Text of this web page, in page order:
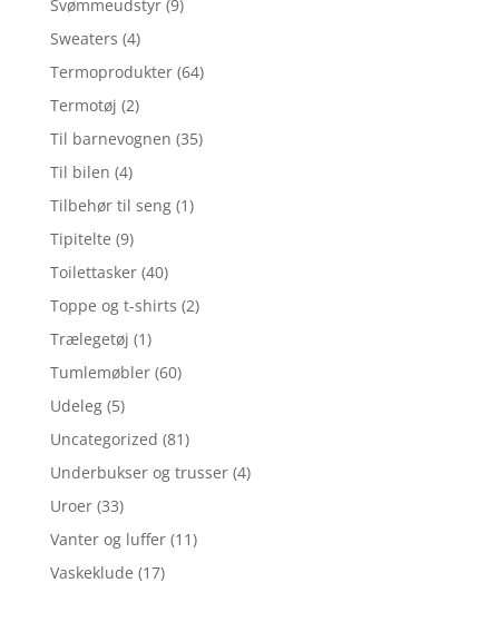
Svømmeudstyr (9)
Sweaters (4)
Termoprodukter (64)
Termotøj (2)
Til barnevognen (35)
Til bilen (4)
Tilbehør til seng (1)
Tipitelte (9)
Toilettasker (40)
Toppe og t-shirts (2)
Trælegetøj (1)
Tumlemøbler (60)
Udeleg (5)
Uncategorized (81)
Underbukser og trusser (4)
Uroer (33)
Vanter og luffer (11)
Vaskeklude (17)